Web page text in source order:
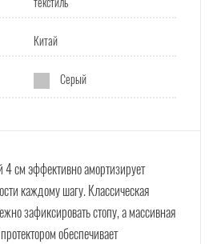
Китай
Серый
см эффективно амортизирует
каждому шагу. Классическая
зафиксировать стопу, а массивная
обеспечивает